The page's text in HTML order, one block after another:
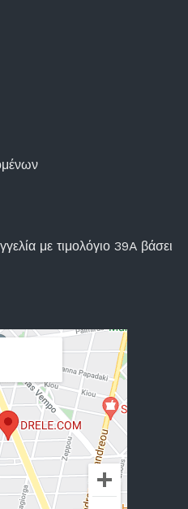
με τιμολόγιο 39A βάσει